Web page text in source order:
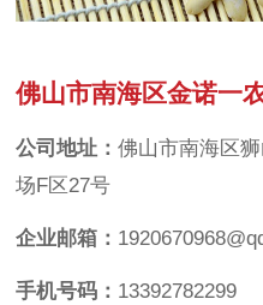
佛山市南海区金诺一
公司地址： 佛山市南海区
场F区27号
企业邮箱：
手机号码： 13392782299